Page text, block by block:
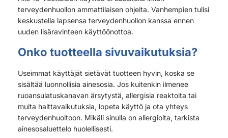
terveydenhuollon ammattilaisen ohjeita. Vanhempien tulisi
keskustella lapsensa terveydenhuollon kanssa ennen
uuden lisäravinteen käyttöönottoa.
Onko tuotteella sivuvaikutuksia?
Useimmat käyttäjät sietävät tuotteen hyvin, koska se
sisältää luonnollisia ainesosia. Jos kuitenkin ilmenee
ruoansulatuskanavan ärsytystä, allergisia reaktoita tai
muita haittavaikutuksia, lopeta käyttö ja ota yhteys
terveydenhuoltoon. Mikäli sinulla on allergioita, tarkista
ainesosaluettelo huolellisesti.